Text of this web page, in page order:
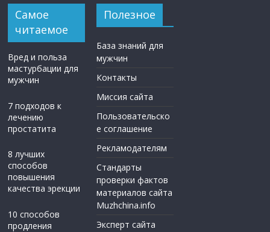
Самое
читаемое
Вред и польза
мастурбации для
мужчин
7 подходов к
лечению
простатита
8 лучших
способов
повышения
качества эрекции
10 способов
продления
Полезное
База знаний для
мужчин
Контакты
Миссия сайта
Пользовательско
е соглашение
Рекламодателям
Стандарты
проверки фактов
материалов сайта
Muzhchina.info
Эксперт сайта